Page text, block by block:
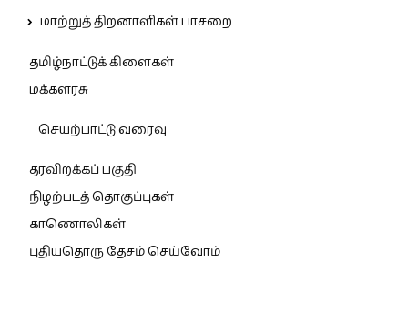
மாற்றுத் திறனாளிகள் பாசறை
தமிழ்நாட்டுக் கிளைகள்
மக்களரசு
செயற்பாட்டு வரைவு
தரவிறக்கப் பகுதி
நிழற்படத் தொகுப்புகள்
காணொலிகள்
புதியதொரு தேசம் செய்வோம்